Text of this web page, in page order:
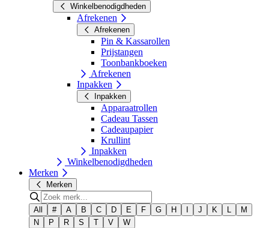
Winkelbenodigdheden
Afrekenen
Afrekenen
Pin & Kassarollen
Prijstangen
Toonbankboeken
Afrekenen
Inpakken
Inpakken
Apparaatrollen
Cadeau Tassen
Cadeaupapier
Krullint
Inpakken
Winkelbenodigdheden
Merken
Merken
All # A B C D E F G H J K L
M
N
P R S T V W